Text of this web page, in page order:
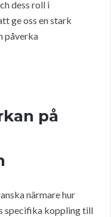
dess roll i
ge oss en stark
påverka
på
närmare hur
specifika koppling till